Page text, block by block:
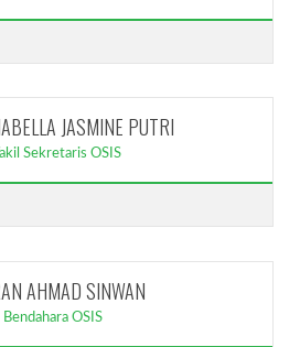
JASMINE PUTRI
Sekretaris OSIS
AHMAD SINWAN
Bendahara OSIS